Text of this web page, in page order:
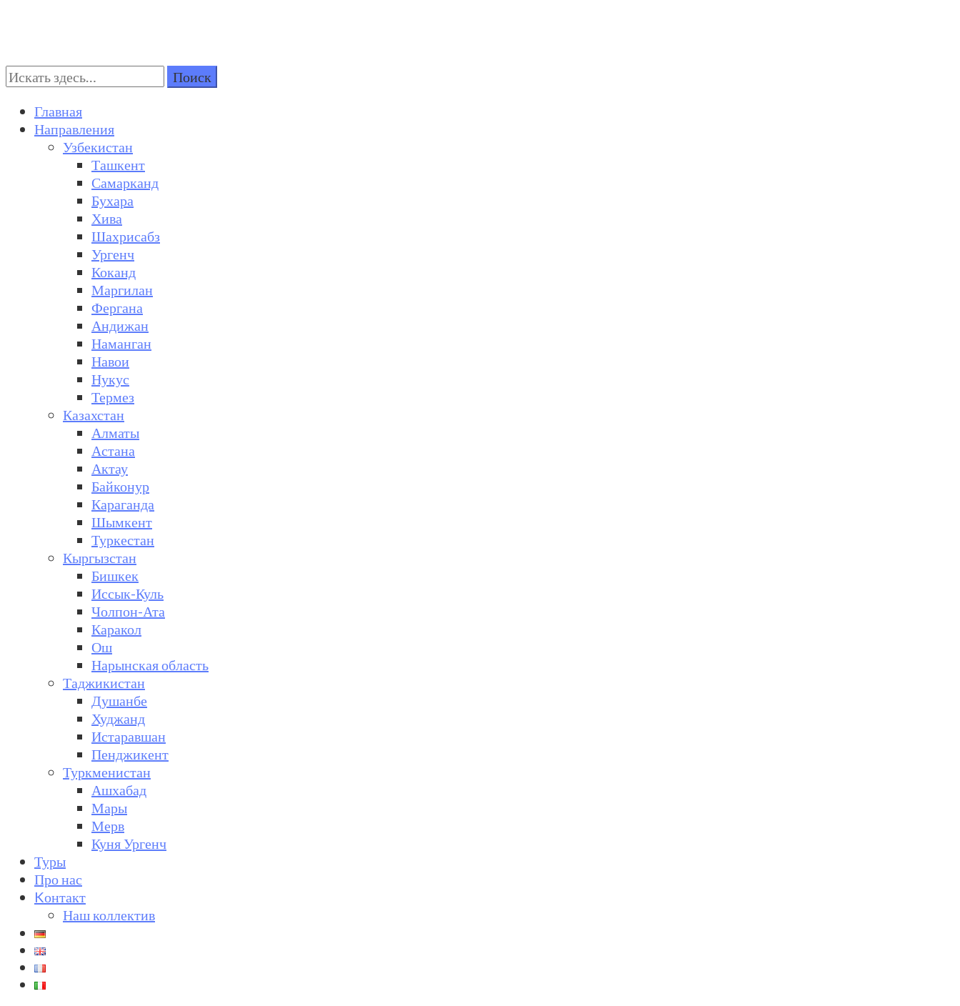
Turkestan Travel
Discover Central Asia
Поиск:
Главная
Направления
Узбекистан
Ташкент
Самарканд
Бухара
Хива
Шахрисабз
Ургенч
Коканд
Маргилан
Фергана
Андижан
Наманган
Навои
Нукус
Термез
Казахстан
Алматы
Астана
Актау
Байконур
Караганда
Шымкент
Туркестан
Кыргызстан
Бишкек
Иссык-Куль
Чолпон-Ата
Каракол
Ош
Нарынская область
Таджикистан
Душанбе
Худжанд
Истаравшан
Пенджикент
Туркменистан
Ашхабад
Мары
Мерв
Куня Ургенч
Туры
Про нас
Kонтакт
Наш коллектив